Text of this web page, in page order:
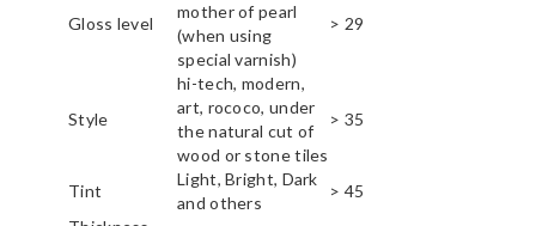
Gloss level
mother of pearl
(when using
special varnish)
> 29
Style
hi-tech, modern,
art, rococo, under
the natural cut of
wood or stone tiles
> 35
Tint
Light, Bright, Dark
and others
> 45